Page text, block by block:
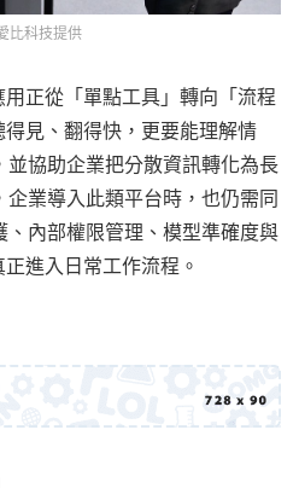
比科技提供
正從「單點工具」轉向「流程
見、翻得快，更要能理解情
協助企業把分散資訊轉化為長
業導入此類平台時，也仍需同
內部權限管理、模型準確度與
進入日常工作流程。